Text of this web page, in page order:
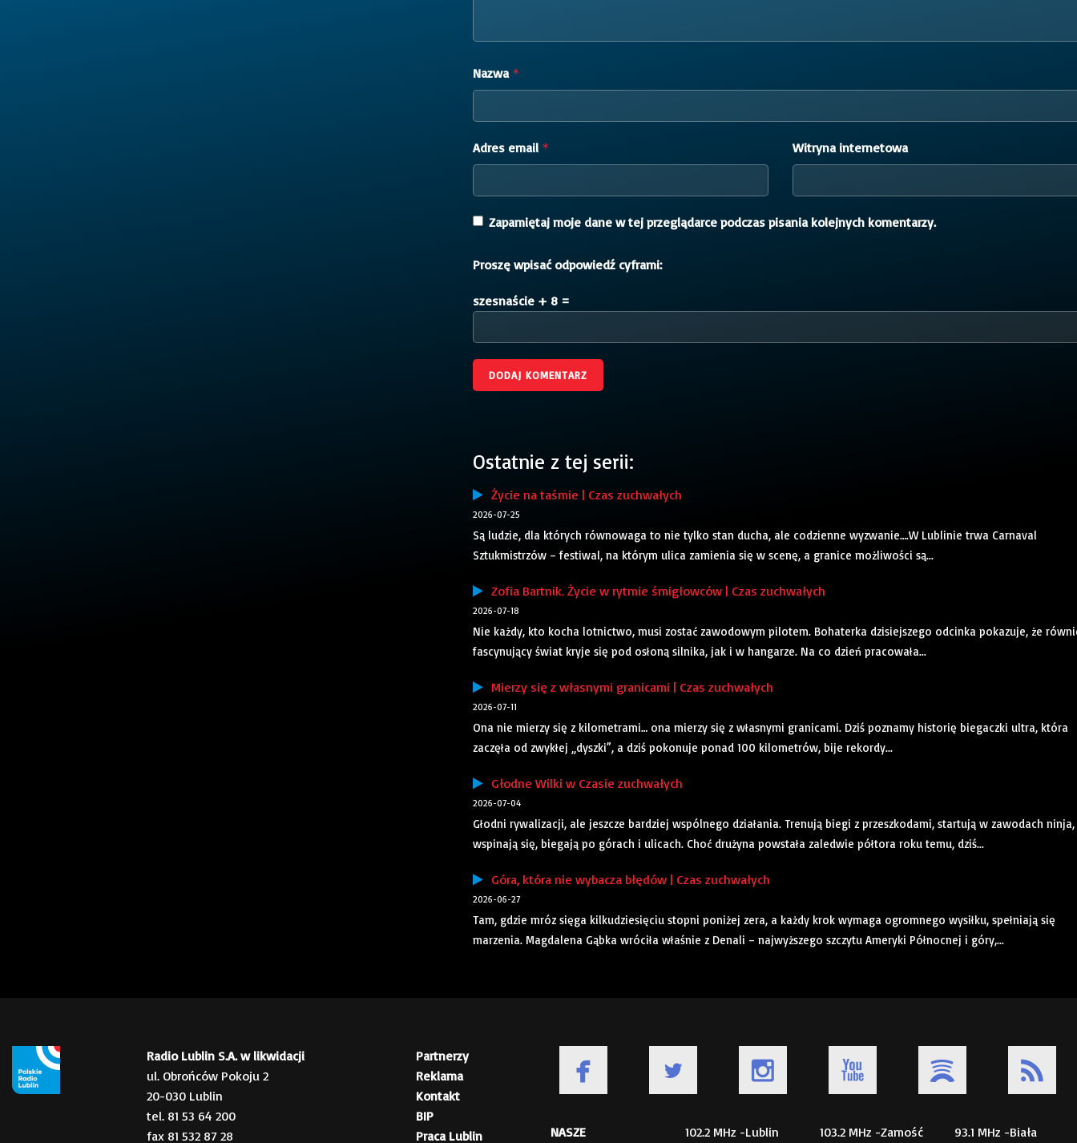
Nazwa *
Adres email * Witryna internetowa
Zapamiętaj moje dane w tej przeglądarce podczas pisania kolejnych komentarzy.
Proszę wpisać odpowiedź cyframi:
szesnaście + 8 =
Ostatnie z tej serii:
Życie na taśmie | Czas zuchwałych
2026-07-25
Są ludzie, dla których równowaga to nie tylko stan ducha, ale codzienne wyzwanie….W Lublinie trwa Carnaval
Sztukmistrzów – festiwal, na którym ulica zamienia się w scenę, a granice możliwości są...
Zofia Bartnik. Życie w rytmie śmigłowców | Czas zuchwałych
2026-07-18
Nie każdy, kto kocha lotnictwo, musi zostać zawodowym pilotem. Bohaterka dzisiejszego odcinka pokazuje, że
fascynujący świat kryje się pod osłoną silnika, jak i w hangarze. Na co dzień pracowała...
Mierzy się z własnymi granicami | Czas zuchwałych
2026-07-11
Ona nie mierzy się z kilometrami… ona mierzy się z własnymi granicami. Dziś poznamy historię biegaczki ultra, która
zaczęła od zwykłej „dyszki”, a dziś pokonuje ponad 100 kilometrów, bije rekordy...
Głodne Wilki w Czasie zuchwałych
2026-07-04
Głodni rywalizacji, ale jeszcze bardziej wspólnego działania. Trenują biegi z przeszkodami, startują w zawodach ninja,
wspinają się, biegają po górach i ulicach. Choć drużyna powstała zaledwie półtora roku temu, dziś...
Góra, która nie wybacza błędów | Czas zuchwałych
2026-06-27
Tam, gdzie mróz sięga kilkudziesięciu stopni poniżej zera, a każdy krok wymaga ogromnego wysiłku, spełniają się
marzenia. Magdalena Gąbka wróciła właśnie z Denali – najwyższego szczytu Ameryki Północnej i góry,...
Radio Lublin S.A. w likwidacji
ul. Obrońców Pokoju 2
20-030 Lublin
tel. 81 53 64 200
fax 81 532 87 28
Partnerzy
Reklama
Kontakt
BIP
Praca Lublin
NASZE 102.2 MHz -Lublin 103.2 MHz -Zamość 93.1 MHz -Biała